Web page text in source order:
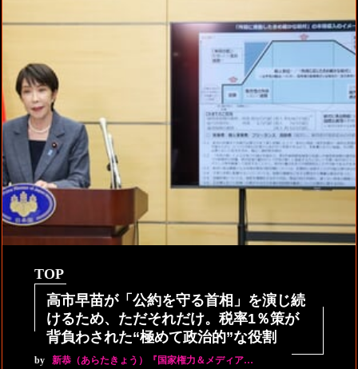
TOP
高市早苗が「公約を守る首相」を演じ続
けるため、ただそれだけ。税率1％策が
背負わされた“極めて政治的”な役割
by 新恭（あらたきょう）『国家権力＆メディア…